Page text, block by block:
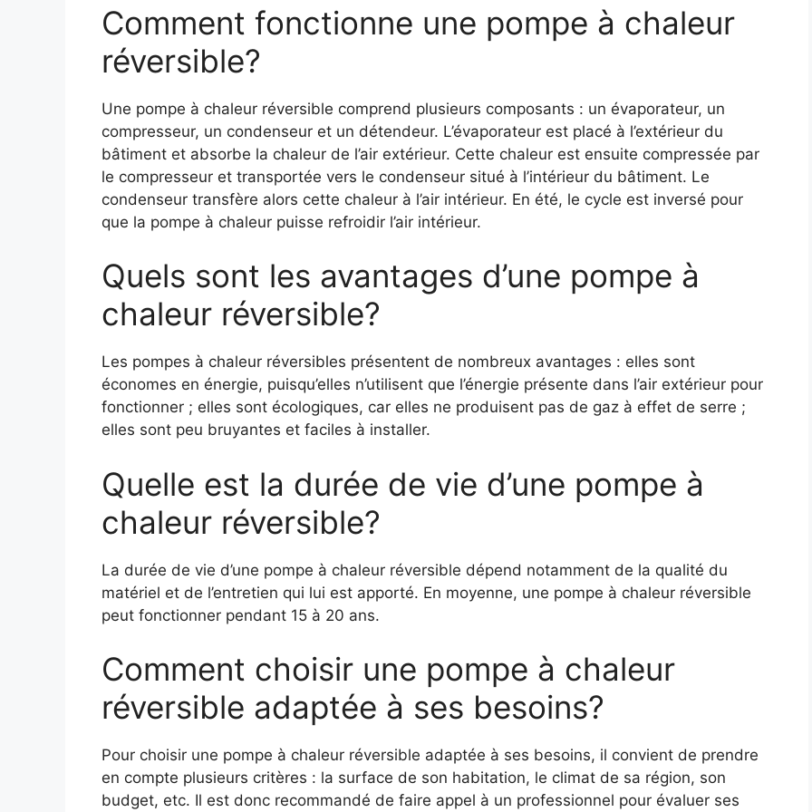
Comment fonctionne une pompe à chaleur
réversible?
Une pompe à chaleur réversible comprend plusieurs composants : un évaporateur, un
compresseur, un condenseur et un détendeur. L’évaporateur est placé à l’extérieur du
bâtiment et absorbe la chaleur de l’air extérieur. Cette chaleur est ensuite compressée par
le compresseur et transportée vers le condenseur situé à l’intérieur du bâtiment. Le
condenseur transfère alors cette chaleur à l’air intérieur. En été, le cycle est inversé pour
que la pompe à chaleur puisse refroidir l’air intérieur.
Quels sont les avantages d’une pompe à
chaleur réversible?
Les pompes à chaleur réversibles présentent de nombreux avantages : elles sont
économes en énergie, puisqu’elles n’utilisent que l’énergie présente dans l’air extérieur pour
fonctionner ; elles sont écologiques, car elles ne produisent pas de gaz à effet de serre ;
elles sont peu bruyantes et faciles à installer.
Quelle est la durée de vie d’une pompe à
chaleur réversible?
La durée de vie d’une pompe à chaleur réversible dépend notamment de la qualité du
matériel et de l’entretien qui lui est apporté. En moyenne, une pompe à chaleur réversible
peut fonctionner pendant 15 à 20 ans.
Comment choisir une pompe à chaleur
réversible adaptée à ses besoins?
Pour choisir une pompe à chaleur réversible adaptée à ses besoins, il convient de prendre
en compte plusieurs critères : la surface de son habitation, le climat de sa région, son
budget, etc. Il est donc recommandé de faire appel à un professionnel pour évaluer ses